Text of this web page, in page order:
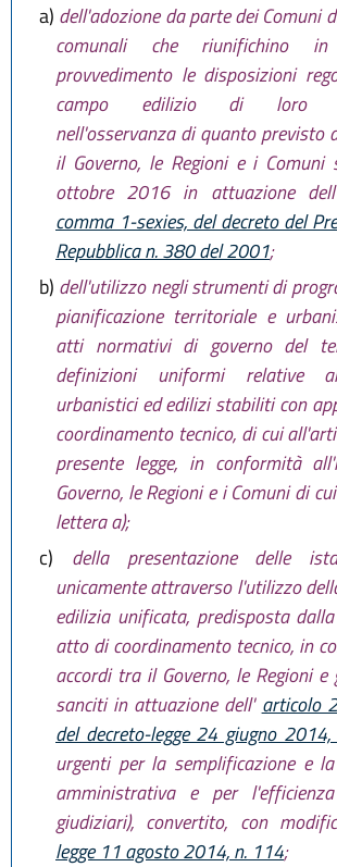
a) dell'adozione da parte dei Comuni
comunali che riunifichino
provvedimento le disposizioni
campo edilizio di loro
nell'osservanza di quanto previsto
il Governo, le Regioni e i
ottobre 2016 in attuazione
comma 1-sexies, del decreto del
Repubblica n. 380 del 2001;
b) dell'utilizzo negli strumenti di
pianificazione territoriale e
atti normativi di governo del
definizioni uniformi relative
urbanistici ed edilizi stabiliti con
coordinamento tecnico, di cui
presente legge, in conformità
Governo, le Regioni e i Comuni di
lettera a);
c)
della presentazione delle
unicamente attraverso l'utilizzo
edilizia unificata, predisposta
atto di coordinamento tecnico, in
accordi tra il Governo, le Regioni
sanciti in attuazione dell' articolo
del decreto-legge 24 giugno
urgenti per la semplificazione e
amministrativa e per
giudiziari), convertito, con
legge 11 agosto 2014, n. 114;